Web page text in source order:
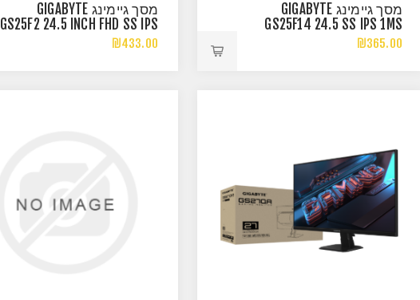
מסך גיימינג GIGABYTE
GS25F14 24.5 SS IPS 1MS
FHD 144HZ HDR10
₪365.00
מסך גיימינג GIGABYTE
GS25F2 24.5 INCH FHD SS IPS
1MS 200HZ
₪433.00